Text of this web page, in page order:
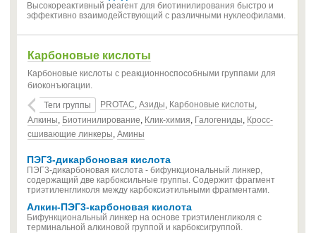
Высокореактивный реагент для биотинилирования быстро и
эффективно взаимодействующий с различными нуклеофилами.
Карбоновые кислоты
Карбоновые кислоты с реакционноспособными группами для
биоконъюгации.
Теги группы
PROTAC, Азиды, Карбоновые кислоты,
Алкины, Биотинилирование, Клик-химия, Галогениды, Кросс-
сшивающие линкеры, Амины
ПЭГ3-дикарбоновая кислота
ПЭГ3-дикарбоновая кислота - бифункциональный линкер,
содержащий две карбоксильные группы. Содержит фрагмент
триэтиленгликоля между карбоксиэтильными фрагментами.
Алкин-ПЭГ3-карбоновая кислота
Бифункциональный линкер на основе триэтиленгликоля с
терминальной алкиновой группой и карбоксигруппой.